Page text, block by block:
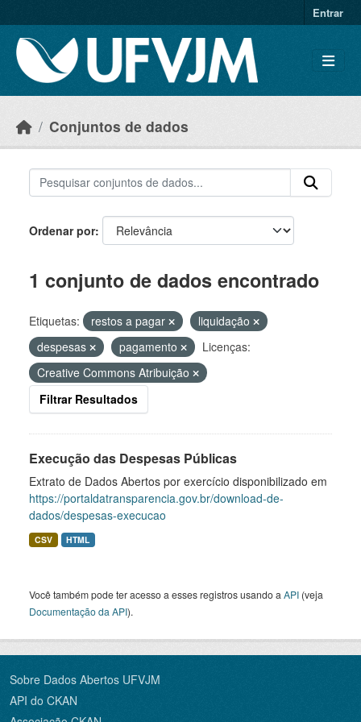
Entrar
Conjuntos de dados
Ordenar por
1 conjunto de dados encontrado
Etiquetas: restos a pagar
liquidação
despesas
pagamento
Licenças:
Creative Commons Atribuição
Filtrar Resultados
Execução das Despesas Públicas
Extrato de Dados Abertos por exercício disponibilizado em
https://portaldatransparencia.gov.br/download-de-
dados/despesas-execucao
CSV HTML
Você também pode ter acesso a esses registros usando a API (veja
Documentação da API).
Sobre Dados Abertos UFVJM
API do CKAN